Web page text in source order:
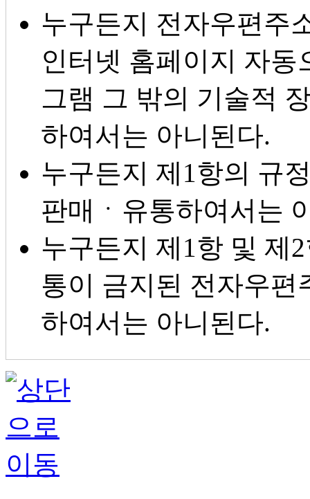
누구든지 전자우편주
인터넷 홈페이지 자
그램 그 밖의 기술적
하여서는 아니된다.
누구든지 제1항의 규
판매ㆍ유통하여서는
누구든지 제1항 및 제
통이 금지된 전자우편
하여서는 아니된다.